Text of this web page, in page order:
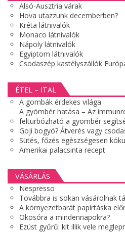
Alsó-Ausztria várak
Hova utazzunk decemberben?
Kréta látnivalók
Monaco látnivalók
Nápoly látnivalók
Egyiptom látnivalók
Csodaszép kastélyszállók
ÉTEL – ITAL
A gombák érdekes világa
A gyömbér hatása – Az
felturbózható a gyömbér
Goji bogyó? Átverés vagy
Sütés, főzés egészségesen
Amerikai palacsinta recept
VÁSÁRLÁS
Nespresso
Továbbra is sokan vásárolnak
A környezetbarát papírtáska
Okosóra a mindennapokra?
Ezüst gyűrű: kit illik vele